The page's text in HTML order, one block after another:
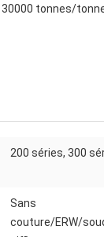
30000 tonnes/
200 séries, 300
Sans
couture/ERW/